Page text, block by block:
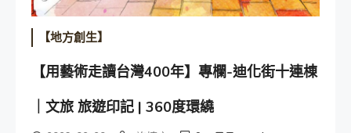
【地方創生】
【用藝術走讀台灣400年】專欄-迪化街十連棟
｜文旅 旅遊印記 | 360度環繞